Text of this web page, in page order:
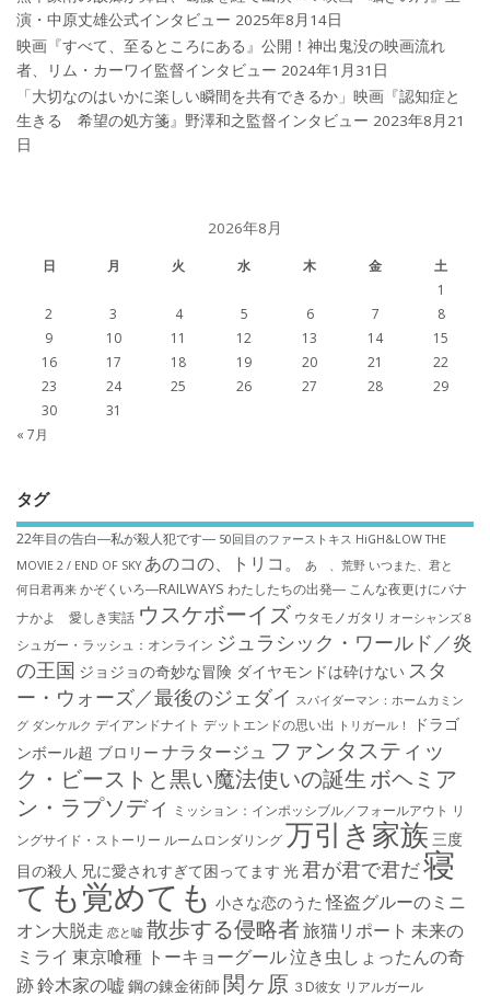
演・中原丈雄公式インタビュー 2025年8月14日
映画『すべて、至るところにある』公開！神出鬼没の映画流れ
者、リム・カーワイ監督インタビュー 2024年1月31日
「大切なのはいかに楽しい瞬間を共有できるか」映画『認知症と
生きる 希望の処方箋』野澤和之監督インタビュー 2023年8月21
日
2026年8月
日 月 火 水 木 金
土
1
2
3 4 5 6 7
8
9
10 11 12 13 14
15
16
17 18 19 20 21
22
23
24 25 26 27 28
29
30
31
« 7月
タグ
22年目の告白―私が殺人犯です― 50回目のファーストキス HiGH&LOW THE
MOVIE 2 / END OF SKY あのコの、トリコ。 あゝ、荒野 いつまた、君と
何日君再来 かぞくいろ―RAILWAYS わたしたちの出発― こんな夜更けにバナ
ナかよ 愛しき実話 ウスケボーイズ ウタモノガタリ オーシャンズ８
シュガー・ラッシュ：オ​ンライン ジュラシック・ワールド／炎
の王国 ジョジョの奇妙な冒険 ダイヤモンドは砕けない スタ
ー・ウォーズ／最後のジェダイ スパイダーマン：ホームカミン
グ ダンケルク デイアンドナイト デットエンドの思い出 トリガール！
ドラゴ
ンボール超 ブロリー ナラタージュ ファンタスティッ
ク・ビーストと黒い魔法使いの誕生 ボヘミア
ン・ラプソディ ミッション：インポッシブル／フォールアウト リ
ングサイド・ストーリー ルームロンダリング万引き家族 三度
目の殺人 兄に愛されすぎて困ってます 光君が君で君だ寝
ても覚めても 小さな恋のうた 怪盗グルーのミニ
オン大脱走 恋と嘘 散歩する侵略者旅猫リポート 未来の
ミライ 東京喰種 トーキョーグール泣き虫しょったんの奇
跡鈴木家の嘘 鋼の錬金術師 関ヶ原 ３D彼女 リアルガール